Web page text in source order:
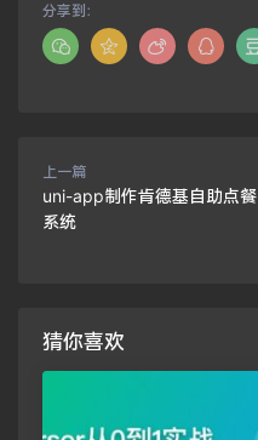
分享到：
上一篇
uni-app制作肯德基自助点餐
系统
猜你喜欢